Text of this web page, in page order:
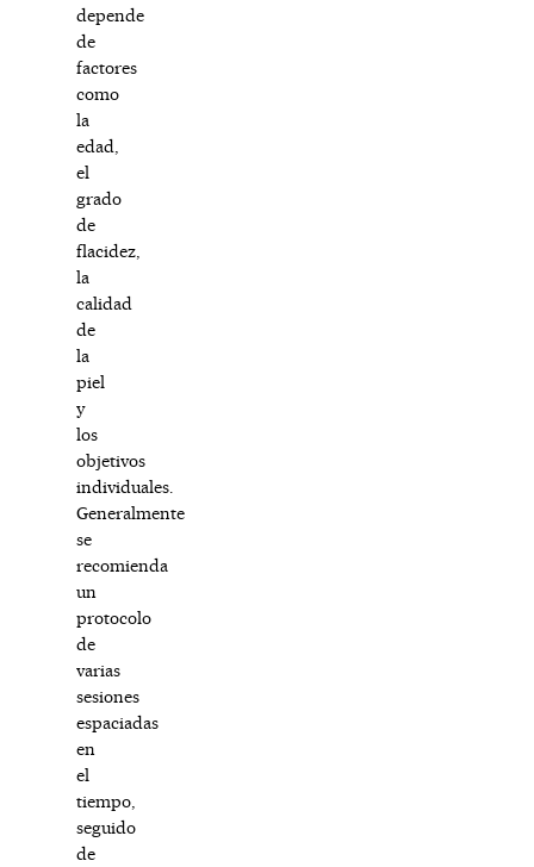
depende
de
factores
como
la
edad,
el
grado
de
flacidez,
la
calidad
de
la
piel
y
los
objetivos
individuales.
Generalmente
se
recomienda
un
protocolo
de
varias
sesiones
espaciadas
en
el
tiempo,
seguido
de